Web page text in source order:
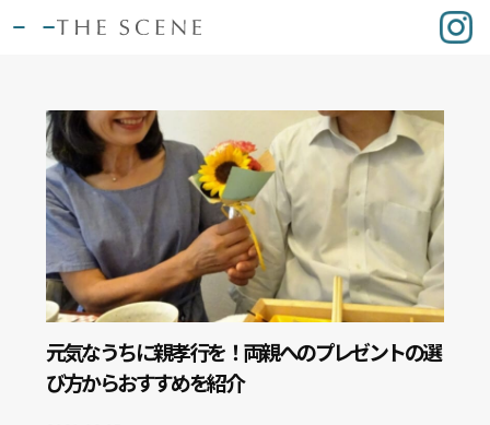
元気なうちに親孝行を！両親へのプレゼントの選
び方からおすすめを紹介